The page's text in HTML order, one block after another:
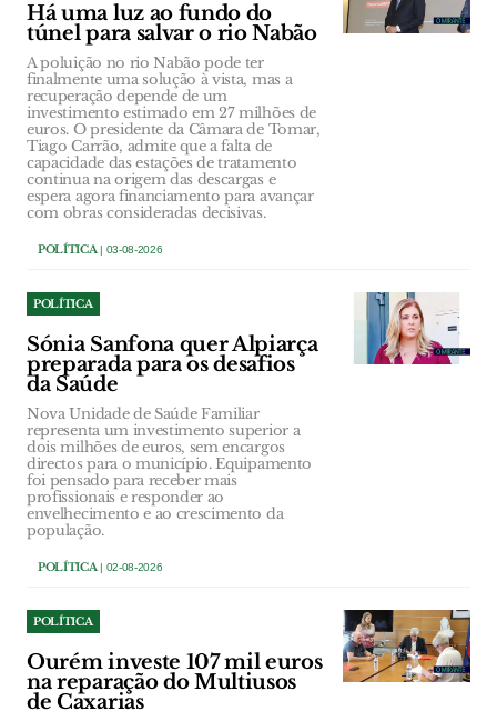
Há uma luz ao fundo do
túnel para salvar o rio Nabão
A poluição no rio Nabão pode ter
finalmente uma solução à vista, mas a
recuperação depende de um
investimento estimado em 27 milhões de
euros. O presidente da Câmara de Tomar,
Tiago Carrão, admite que a falta de
capacidade das estações de tratamento
continua na origem das descargas e
espera agora financiamento para avançar
com obras consideradas decisivas.
POLÍTICA| 03-08-2026
POLÍTICA
Sónia Sanfona quer Alpiarça
preparada para os desafios
da Saúde
Nova Unidade de Saúde Familiar
representa um investimento superior a
dois milhões de euros, sem encargos
directos para o município. Equipamento
foi pensado para receber mais
profissionais e responder ao
envelhecimento e ao crescimento da
população.
POLÍTICA| 02-08-2026
POLÍTICA
Ourém investe 107 mil euros
na reparação do Multiusos
de Caxarias